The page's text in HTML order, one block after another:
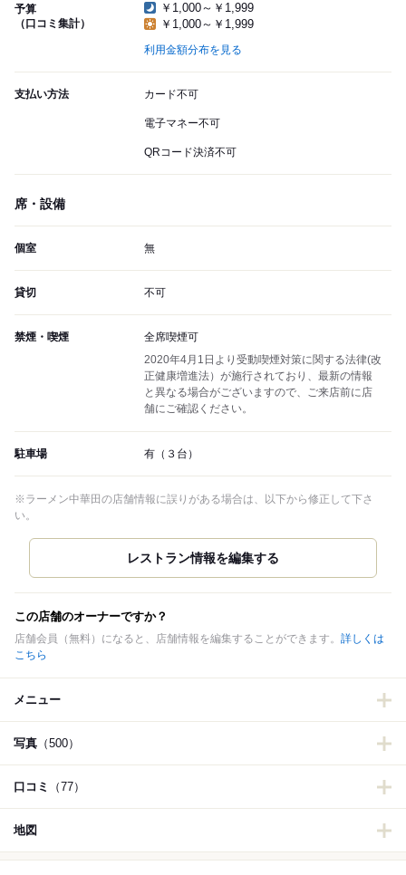
予算
（口コミ集計）
￥1,000～￥1,999
￥1,000～￥1,999
利用金額分布を見る
支払い方法 カード不可
電子マネー不可
QRコード決済不可
席・設備
個室 無
貸切 不可
禁煙・喫煙
全席喫煙可
2020年4月1日より受動喫煙対策に関する法律(改
正健康増進法）が施行されており、最新の情報
と異なる場合がございますので、ご来店前に店
舗にご確認ください。
駐車場 有（３台）
※ラーメン中華田の店舗情報に誤りがある場合は、以下から修正して下さ
い。
この店舗のオーナーですか？
店舗会員（無料）になると、店舗情報を編集することができます。 詳しくは
こちら
メニュー
写真 （500）
口コミ （77）
地図